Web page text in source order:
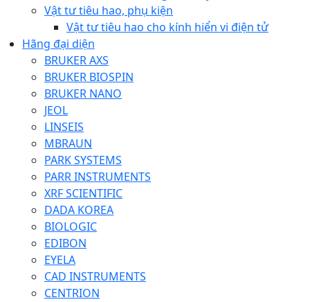
Vật tư tiêu hao, phụ kiện
Vật tư tiêu hao cho kính hiển vi điện tử
Hãng đại diện
BRUKER AXS
BRUKER BIOSPIN
BRUKER NANO
JEOL
LINSEIS
MBRAUN
PARK SYSTEMS
PARR INSTRUMENTS
XRF SCIENTIFIC
DADA KOREA
BIOLOGIC
EDIBON
EYELA
CAD INSTRUMENTS
CENTRION